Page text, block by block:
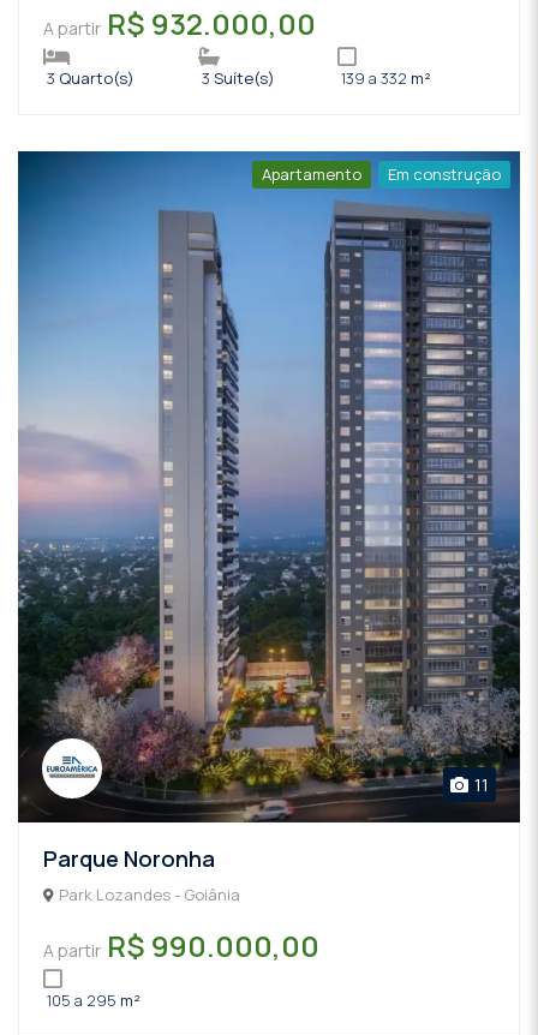
A partir R$ 932.000,00
3 Quarto(s) 3 Suíte(s) 139 a 332 m²
Apartamento Em construção
11
Parque Noronha
Park Lozandes - Goiânia
A partir R$ 990.000,00
105 a 295 m²